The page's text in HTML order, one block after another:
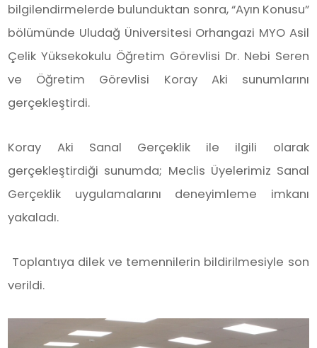
bilgilendirmelerde bulunduktan sonra, “Ayın Konusu”
bölümünde Uludağ Üniversitesi Orhangazi MYO Asil
Çelik Yüksekokulu Öğretim Görevlisi Dr. Nebi Seren
ve Öğretim Görevlisi Koray Aki sunumlarını
gerçekleştirdi.
Koray Aki Sanal Gerçeklik ile ilgili olarak
gerçekleştirdiği sunumda; Meclis Üyelerimiz Sanal
Gerçeklik uygulamalarını deneyimleme imkanı
yakaladı.
Toplantıya dilek ve temennilerin bildirilmesiyle son
verildi.